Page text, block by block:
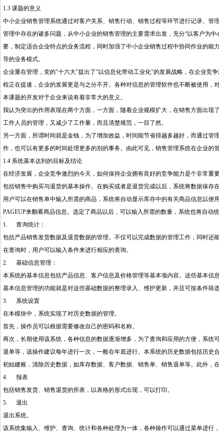
1.3 课题的意义
中小企业销售管理系统通过对客户关系、销售行动、销售过程等环节进行记录、
管理中存在的诸多问题，从中小企业的销售管理的主要需求出发，充分“以客户为
要，制定适合企业特点的业务流程，同时加强了中小企业销售过程中协同作业的
导的业务模式。
企业重在管理，党的"十六大"提出了"以信息化带动工业化"的发展战略，在企业竞
程正在提速，企业的发展更是与之分不开。各种对信息的管理软件也不断被使用，
本课题的开发对于企业来说有着非常大的意义。
我认为突出的作用表现在两个方面，一方面，随着企业规模扩大，在销售方面出
工作人员的管理，又减少了工作量，而且清楚规范，一目了然。
另一方面，所谓时间就是金钱，为了增加效益，时间能节省得越多越好，而通过
作，也可以有更多的时间处理更多的别的事务。由此可见，销售管理系统在企业的
1.4 系统基本达到的目标及结论
在经济发展，企业竞争激烈的今天，如何保持企业拥有良好的竞争能力是个非常重
包括销售中购买与退货的基本操作。在购买或者是退货完成以后，系统将数据保存
用户可以在销售单中输入所需的商品，系统将自动显示库存中的有关商品信息以
PAGEUP来翻看商品信息。选定了商品以后，可以输入所需的数量，系统也将自
1. 查询统计：
包括产品销售发货数据及退货数据的管理。不仅可以完成数据的管理工作，同时
在查询时，用户可以输入条件来进行相应的查询。
2. 基础信息管理：
本系统的基本信息包括产品信息、客户信息及价格管理等基本项内容。这些基本
基本信息管理的功能就是对这些基础数据的整理录入、维护更新，并且可按条件筛
3. 系统设置
在本模块中，系统实现了对历史数据的管理。
首先，操作员可以根据需要修改自己的密码和名称。
再次，长期使用该系统，各种信息的数据逐渐增多，为了查询和应用的方便，系
退单等，该操作建议每年进行一次，一般在年底进行。本系统的历史数据包括历
初始建账，清除历史数据，如库存数据、客户数据、销售单、销售退单等。此外，
4. 报表
包括销售发货、销售退货的所表，以表格的形式出现，可以打印。
5. 退出
退出系统。
该系统集输入、维护、查询、统计和各种处理为一体，各种操作可以通过菜单进